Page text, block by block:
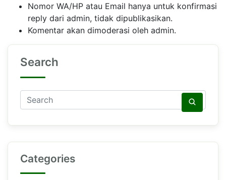
Nomor WA/HP atau Email hanya untuk konfirmasi
reply dari admin, tidak dipublikasikan.
Komentar akan dimoderasi oleh admin.
Search
Categories